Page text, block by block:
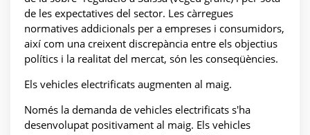
de les expectatives del sector. Les càrregues
normatives addicionals per a empreses i consumidors,
així com una creixent discrepància entre els objectius
polítics i la realitat del mercat, són les conseqüències.
Els vehicles electrificats augmenten al maig.
Només la demanda de vehicles electrificats s'ha
desenvolupat positivament al maig. Els vehicles